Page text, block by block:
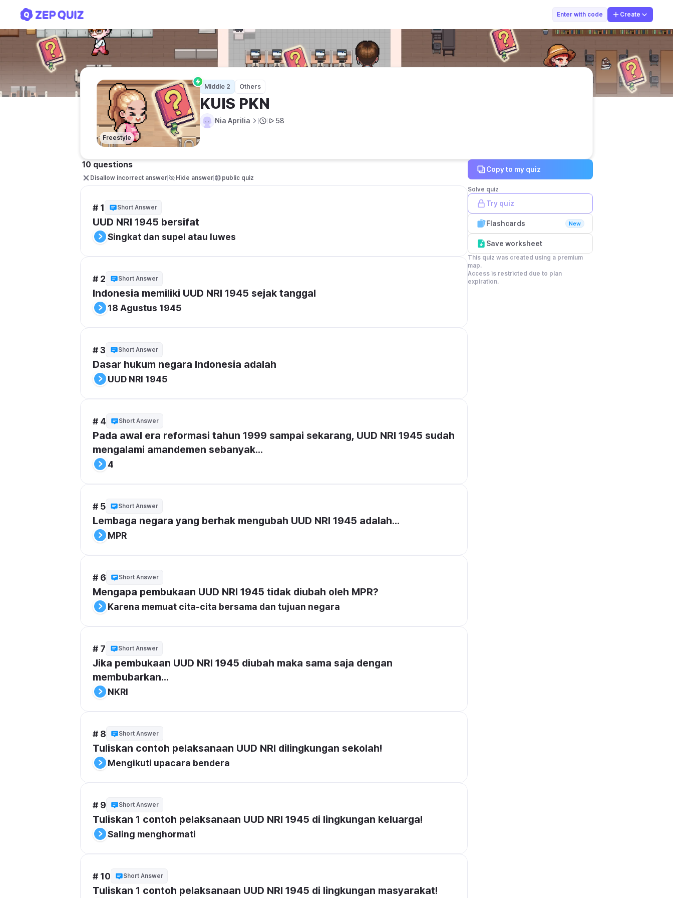
Enter with code Create
Nia Aprilia
Freestyle
Middle 2 Others
KUIS PKN
Nia Aprilia 58
10 questions
Disallow incorrect answer Hide answer public quiz
# 1 Short Answer
UUD NRI 1945 bersifat
Singkat dan supel atau luwes
# 2 Short Answer
Indonesia memiliki UUD NRI 1945 sejak tanggal
18 Agustus 1945
# 3 Short Answer
Dasar hukum negara Indonesia adalah
UUD NRI 1945
# 4 Short Answer
Pada awal era reformasi tahun 1999 sampai sekarang, UUD NRI 1945 sudah
mengalami amandemen sebanyak...
4
# 5 Short Answer
Lembaga negara yang berhak mengubah UUD NRI 1945 adalah...
MPR
# 6 Short Answer
Mengapa pembukaan UUD NRI 1945 tidak diubah oleh MPR?
Karena memuat cita-cita bersama dan tujuan negara
# 7 Short Answer
Jika pembukaan UUD NRI 1945 diubah maka sama saja dengan
membubarkan...
NKRI
# 8 Short Answer
Tuliskan contoh pelaksanaan UUD NRI dilingkungan sekolah!
Mengikuti upacara bendera
# 9 Short Answer
Tuliskan 1 contoh pelaksanaan UUD NRI 1945 di lingkungan keluarga!
Saling menghormati
# 10 Short Answer
Tuliskan 1 contoh pelaksanaan UUD NRI 1945 di lingkungan masyarakat!
Copy to my quiz
Solve quiz
Try quiz
Flashcards New
Save worksheet
This quiz was created using a premium
map.
Access is restricted due to plan
expiration.